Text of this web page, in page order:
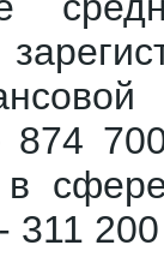
874
сфере
311